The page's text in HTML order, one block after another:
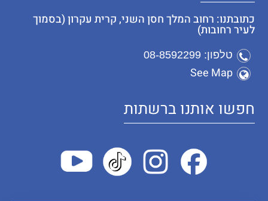
כתובתנו: רחוב המלך חסן השני, קרית עקרון (בסמוך
לעיר רחובות)
טלפון: 08-8592299
See Map
חפשו אותנו ברשתות